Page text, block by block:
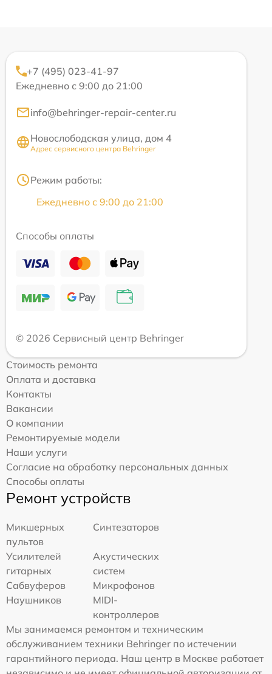
+7 (495) 023-41-97
Ежедневно с 9:00 до 21:00
info@behringer-repair-center.ru
Новослободская улица, дом 4
Адрес сервисного центра Behringer
Режим работы:
Ежедневно с 9:00 до 21:00
Способы оплаты
© 2026 Сервисный центр Behringer
Стоимость ремонта
Оплата и доставка
Контакты
Вакансии
О компании
Ремонтируемые модели
Наши услуги
Согласие на обработку персональных данных
Способы оплаты
Ремонт устройств
Микшерных
пультов
Синтезаторов
Усилителей
гитарных
Акустических
систем
Сабвуферов
Микрофонов
Наушников
MIDI-
контроллеров
Мы занимаемся ремонтом и техническим
обслуживанием техники Behringer по истечении
гарантийного периода. Наш центр в Москве работает